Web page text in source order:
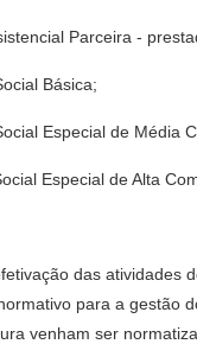
Parceira -
Básica;
Especial de Média
Especial de Alta
das atividades
para a gestão
venham ser